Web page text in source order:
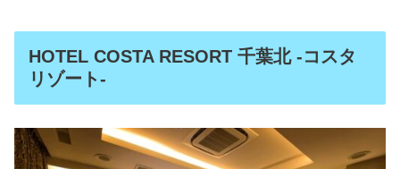
HOTEL COSTA RESORT 千葉北 -コスタ
リゾート-